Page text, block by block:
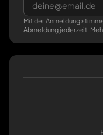
Mit der Anmeldung
Abmeldung jederzeit.